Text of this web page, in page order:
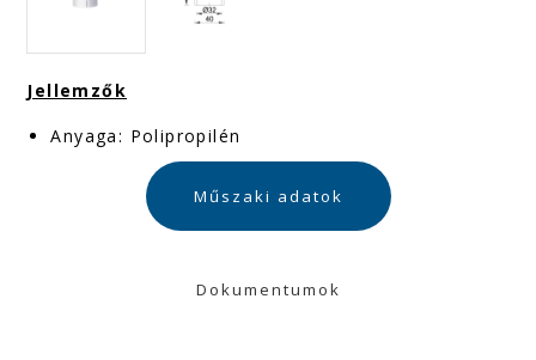
Jellemzők
Anyaga: Polipropilén
Műszaki adatok
Dokumentumok